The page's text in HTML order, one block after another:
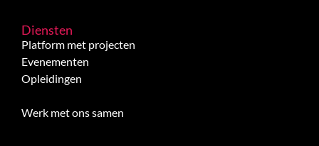
Diensten
Platform met projecten
Evenementen
Opleidingen
Werk met ons samen